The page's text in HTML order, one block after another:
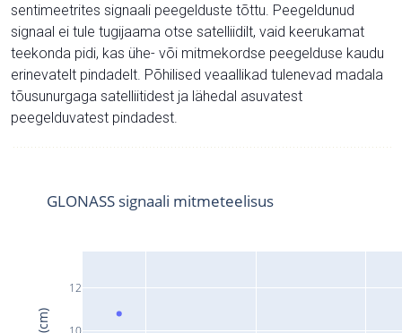
sentimeetrites signaali peegelduste tõttu. Peegeldunud
signaal ei tule tugijaama otse satelliidilt, vaid keerukamat
teekonda pidi, kas ühe- või mitmekordse peegelduse kaudu
erinevatelt pindadelt. Põhilised veaallikad tulenevad madala
tõusunurgaga satelliitidest ja lähedal asuvatest
peegelduvatest pindadest.
12
GLONASS signaali mitmeteelisus